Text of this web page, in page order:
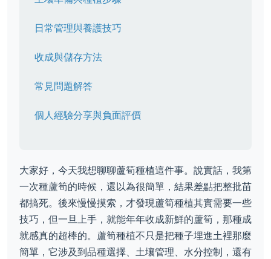
日常管理與養護技巧
收成與儲存方法
常見問題解答
個人經驗分享與負面評價
大家好，今天我想聊聊蘆筍種植這件事。說實話，我第
一次種蘆筍的時候，還以為很簡單，結果差點把整批苗
都搞死。後來慢慢摸索，才發現蘆筍種植其實需要一些
技巧，但一旦上手，就能年年收成新鮮的蘆筍，那種成
就感真的超棒的。蘆筍種植不只是把種子埋進土裡那麼
簡單，它涉及到品種選擇、土壤管理、水分控制，還有